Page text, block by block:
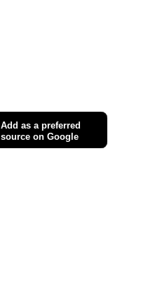
Add as a preferred
source on Google